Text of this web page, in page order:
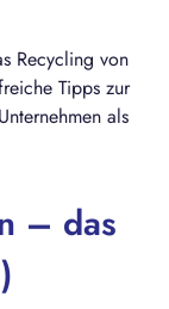
Recycling von
Tipps zur
als
– das